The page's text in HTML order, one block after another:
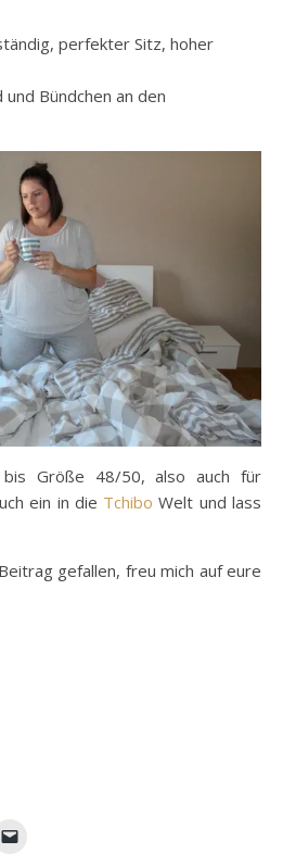
perfekter Sitz, hoher
Bündchen an den
Größe 48/50, also auch für
ein in die Tchibo Welt und lass
gefallen, freu mich auf eure